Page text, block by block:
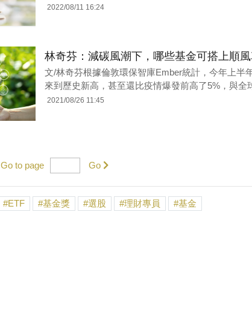
2022/08/11 16:24
林奇芬：減碳風潮下，哪些基金可搭上順風
文/林奇芬根據倫敦環保智庫Ember統計，今年上半
來到歷史新高，甚至還比疫情爆發前高了5%，與全
2021/08/26 11:45
Go to page Go
ETF 基金獎 選股 理財專員 基金